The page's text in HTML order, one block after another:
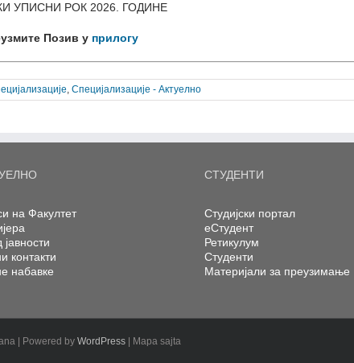
УПИСНИ РОК 2026. ГОДИНЕ
Позив у прилогу
, Специјализације - Актуелно
на Факултет
јавности
контакти
набавке
СТУДЕНТИ
Студијски портал
еСтудент
Ретикулум
Студенти
Материјали за преузимање
| Powered by WordPress | Mapa sajta